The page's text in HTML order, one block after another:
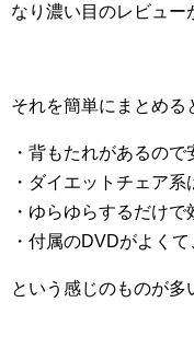
なり濃い目のレビュー
それを簡単にまとめ
・背もたれがあるので
・ダイエットチェア
・ゆらゆらするだけ
・付属のDVDがよく
という感じのものが多